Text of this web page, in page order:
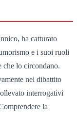
ha catturato
e i suoi ruoli
che lo circondano.
nel dibattito
interrogativi
la